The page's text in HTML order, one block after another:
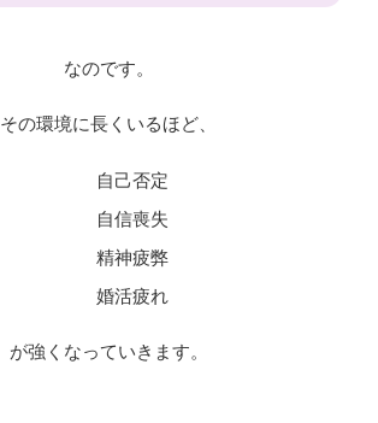
なのです。
その環境に長くいるほど、
自己否定
自信喪失
精神疲弊
婚活疲れ
が強くなっていきます。